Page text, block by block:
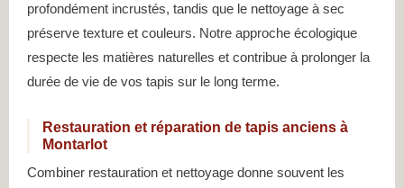
profondément incrustés, tandis que le nettoyage à sec
préserve texture et couleurs. Notre approche écologique
respecte les matières naturelles et contribue à prolonger la
durée de vie de vos tapis sur le long terme.
Restauration et réparation de tapis anciens à
Montarlot
Combiner restauration et nettoyage donne souvent les